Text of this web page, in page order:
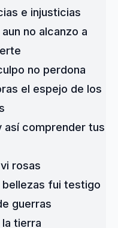
e injusticias
no alcanzo a
no perdona
el espejo de los
así comprender tus
rosas
fui testigo
guerras
tierra